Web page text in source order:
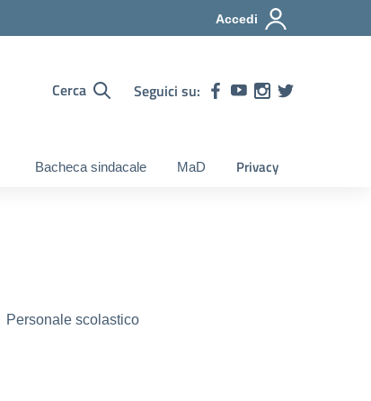
Accedi
Cerca Seguici su:
Bacheca sindacale MaD Privacy
Personale scolastico